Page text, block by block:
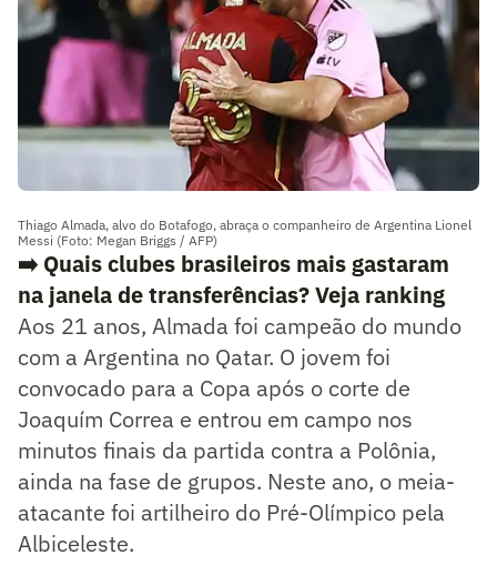
Thiago Almada, alvo do Botafogo, abraça o companheiro de Argentina Lionel
Messi (Foto: Megan Briggs / AFP)
➡️ Quais clubes brasileiros mais gastaram
na janela de transferências? Veja ranking
Aos 21 anos, Almada foi campeão do mundo
com a Argentina no Qatar. O jovem foi
convocado para a Copa após o corte de
Joaquím Correa e entrou em campo nos
minutos finais da partida contra a Polônia,
ainda na fase de grupos. Neste ano, o meia-
atacante foi artilheiro do Pré-Olímpico pela
Albiceleste.